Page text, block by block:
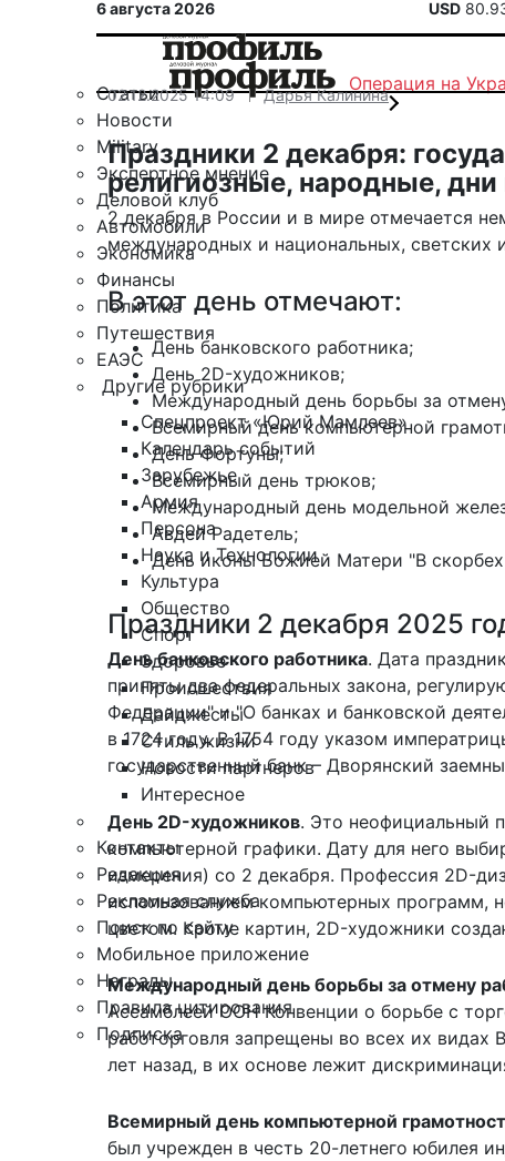
6 августа 2026 USD
Статьи
Новости
Military
Экспертное мнение
Деловой клуб
Автомобили
Экономика
Финансы
Политика
Путешествия
ЕАЭС
Другие рубрики
Спецпроект «Юрий Мамлеев»
Календарь событий
Зарубежье
Армия
Персона
Наука и Технологии
Культура
Общество
Спорт
Здоровье
Происшествия
Дайджесты
Стиль жизни
Новости партнеров
Интересное
Контакты
Редакция
Рекламная служба
Поиск по сайту
Мобильное приложение
Награды
Правила цитирования
Подписка
Операция на
02.12.2025 14:09 Дарья Калинина
Праздники 2 декабря:
религиозные, народные, дни
2 декабря в России и в мире отмечается
международных и национальных, светских
В этот день отмечают:
День банковского работника;
День 2D-художников;
Международный день борьбы за
Всемирный день компьютерной
День Фортуны;
Всемирный день трюков;
Международный день модельной
Авдей Радетель;
День иконы Божией Матери "В скорбех
Праздники 2 декабря 2025
День банковского работника. Дата
приняты два федеральных закона,
Федерации" и "О банках и банковской
в 1724 году. В 1754 году указом
государственный банк – Дворянский
День 2D-художников. Это неофициальный
компьютерной графики. Дату для него
измерения) со 2 декабря. Профессия 2D-
использованием компьютерных программ,
цветом. Кроме картин, 2D-художники
Международный день борьбы за отмену
Ассамблеей ООН Конвенции о борьбе с
работорговля запрещены во всех их видах
лет назад, в их основе лежит
Всемирный день компьютерной
был учрежден в честь 20-летнего юбилея